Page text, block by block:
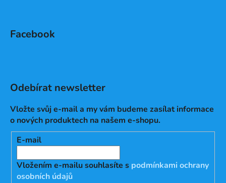
Facebook
Odebírat newsletter
Vložte svůj e-mail a my vám budeme zasílat informace
o nových produktech na našem e-shopu.
E-mail
Vložením e-mailu souhlasíte s podmínkami ochrany
osobních údajů